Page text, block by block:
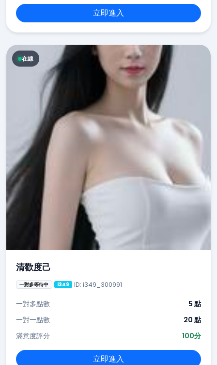
立即進入
在線
清歡度己
一對多等待中 i349 ID: i349_300991
一對多點數
5 點
一對一點數
20 點
滿意度評分
100分
立即進入